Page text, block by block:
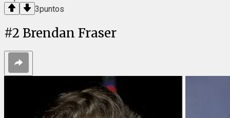
3puntos
#2 Brendan Fraser